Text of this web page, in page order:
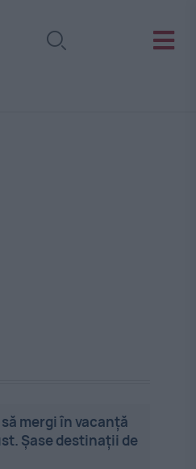
mergi în vacanță
Șase destinații de